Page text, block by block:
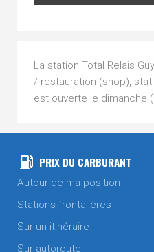
La station Total Relais
/ restauration (shop),
est ouverte le dimanche
PRIX DU CARBURANT
Autour de ma position
Stations frontalières
Sur un itinéraire
Sur autoroute